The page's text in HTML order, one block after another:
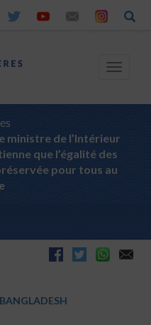
Toggle
ministre de l’Intérieur
que l’égalité des
pour tous au
BANGLADESH